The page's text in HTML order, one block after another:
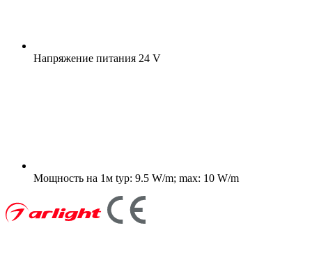
Напряжение питания 24 V
Мощность на 1м typ: 9.5 W/m; max: 10 W/m